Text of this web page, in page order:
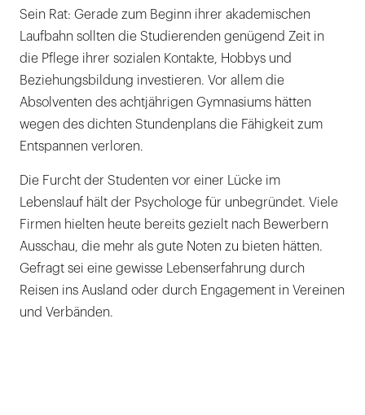
Sein Rat: Gerade zum Beginn ihrer akademischen
Laufbahn sollten die Studierenden genügend Zeit in
die Pflege ihrer sozialen Kontakte, Hobbys und
Beziehungsbildung investieren. Vor allem die
Absolventen des achtjährigen Gymnasiums hätten
wegen des dichten Stundenplans die Fähigkeit zum
Entspannen verloren.
Die Furcht der Studenten vor einer Lücke im
Lebenslauf hält der Psychologe für unbegründet. Viele
Firmen hielten heute bereits gezielt nach Bewerbern
Ausschau, die mehr als gute Noten zu bieten hätten.
Gefragt sei eine gewisse Lebenserfahrung durch
Reisen ins Ausland oder durch Engagement in Vereinen
und Verbänden.